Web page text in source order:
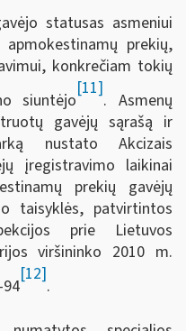
statusas asmeniui
prekių,
konkrečiam tokių
siuntėjo
[11]
. Asmenų
gavėjų sąrašą ir
nustato Akcizais
įregistravimo laikinai
prekių gavėjų
taisyklės, patvirtintos
prie Lietuvos
viršininko 2010 m.
[12]
.